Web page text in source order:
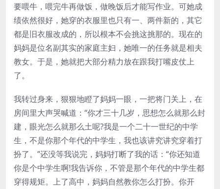
要喂牛，喂完牛再做饭，做晚饭后才能写作业。可她成
绩依然很好，她穿的衣服里也只有一、两件新的，其它
都是旧衣服改成的，所以根本不会挑这挑那的。现在的
妈妈是位名副其实的家庭主妇，她唯一的任务就是相夫
教女。于是，她就把大部分精力放在跟我打嘴皮仗上
了。
我转过身来，狠狠地瞪了妈妈一眼，一把将门关上，在
房间里大声哭喊道：“你才三十几岁，思想怎么就那么封
建，眼光怎么就那么土呢?我是一个二十一世纪的中学
生，不是你那个年代的中学生，我也该讲究讲究穿着打
扮了。”还没等我说完，妈妈打断了我的话：“你还知道
你是个中学生啊!我告诉你，不管是那个年代的中学生都
穿得规矩。上了高中，妈妈自然教你怎么打扮。你开